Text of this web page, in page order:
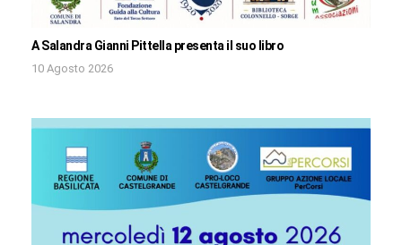
A Salandra Gianni Pittella presenta il suo libro
10 Agosto 2026